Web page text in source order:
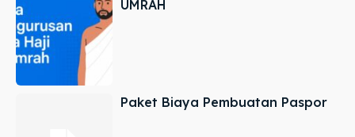
UMRAH
Paket Biaya Pembuatan Paspor